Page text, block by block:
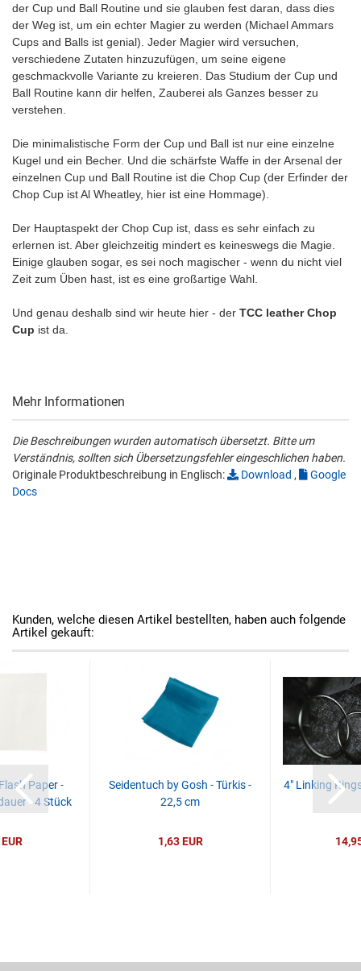
der Cup und Ball Routine und sie glauben fest daran, dass dies
der Weg ist, um ein echter Magier zu werden (Michael Ammars
Cups and Balls ist genial). Jeder Magier wird versuchen,
verschiedene Zutaten hinzuzufügen, um seine eigene
geschmackvolle Variante zu kreieren. Das Studium der Cup und
Ball Routine kann dir helfen, Zauberei als Ganzes besser zu
verstehen.
Die minimalistische Form der Cup und Ball ist nur eine einzelne
Kugel und ein Becher. Und die schärfste Waffe in der Arsenal der
einzelnen Cup und Ball Routine ist die Chop Cup (der Erfinder der
Chop Cup ist Al Wheatley, hier ist eine Hommage).
Der Hauptaspekt der Chop Cup ist, dass es sehr einfach zu
erlernen ist. Aber gleichzeitig mindert es keineswegs die Magie.
Einige glauben sogar, es sei noch magischer - wenn du nicht viel
Zeit zum Üben hast, ist es eine großartige Wahl.
Und genau deshalb sind wir heute hier - der TCC leather Chop
Cup ist da.
Mehr Informationen
Die Beschreibungen wurden automatisch übersetzt. Bitte um
Verständnis, sollten sich Übersetzungsfehler eingeschlichen haben.
Originale Produktbeschreibung in Englisch:
Download ,
Google
Docs
Kunden, welche diesen Artikel bestellten, haben auch folgende
Artikel gekauft:
Paper -
- 4 Stück
Seidentuch by Gosh - Türkis -
22,5 cm
1,63 EUR
4" Linking